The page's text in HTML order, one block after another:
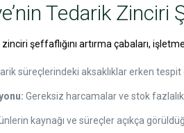
Tedarik Zinciri
şeffaflığını artırma çabaları,
süreçlerindeki aksaklıklar erken tespit
Gereksiz harcamalar ve stok
kaynağı ve süreçler açıkça